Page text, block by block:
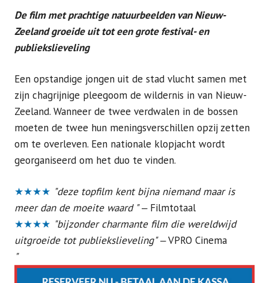
De film met prachtige natuurbeelden van Nieuw-
Zeeland groeide uit tot een grote festival- en
publiekslieveling
Een opstandige jongen uit de stad vlucht samen met
zijn chagrijnige pleegoom de wildernis in van Nieuw-
Zeeland. Wanneer de twee verdwalen in de bossen
moeten de twee hun meningsverschillen opzij zetten
om te overleven. Een nationale klopjacht wordt
georganiseerd om het duo te vinden.
★★★★ "deze topfilm kent bijna niemand maar is
meer dan de moeite waard "‒ Filmtotaal
★★★★ "bijzonder charmante film die wereldwijd
uitgroeide tot publiekslieveling"‒VPRO Cinema
"